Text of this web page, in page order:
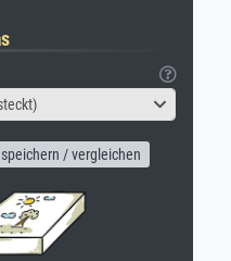
/ vergleichen